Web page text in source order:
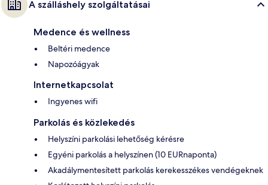
A szálláshely szolgáltatásai
Medence és wellness
Beltéri medence
Napozóágyak
Internetkapcsolat
Ingyenes wifi
Parkolás és közlekedés
Helyszíni parkolási lehetőség kérésre
Egyéni parkolás a helyszínen (10 EURnaponta)
Akadálymentesített parkolás kerekesszékes vendégeknek